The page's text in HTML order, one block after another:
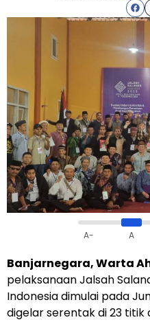
A- A
Banjarnegara, Warta
pelaksanaan Jalsah
Indonesia dimulai pada
digelar serentak di 23 titik